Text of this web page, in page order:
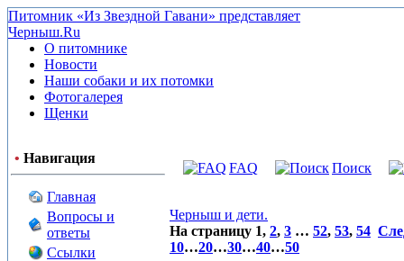
Питомник «Из Звездной Гавани» представляет
Черныш.Ru
О питомнике
Новости
Наши собаки и их потомки
Фотогалерея
Щенки
• Навигация
Главная
Вопросы и
ответы
Ссылки
FAQ Поиск
Черныш и дети.
На страницу 1, 2, 3 … 52, 53, 54
10…20…30…40…50